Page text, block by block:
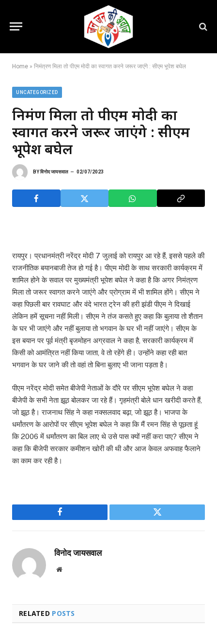
Home » निमंत्रण मिला तो पीएम मोदी का स्वागत करने जरूर जाएंगे : सीएम भूपेश बघेल
UNCATEGORIZED
निमंत्रण मिला तो पीएम मोदी का
स्वागत करने जरूर जाएंगे : सीएम
भूपेश बघेल
BYविनोद जायसवाल 02/07/2023
रायपुर। प्रधानमंत्री नरेंद्र मोदी 7 जुलाई को रायपुर आ रहे हैं, इससे पहले की
राजनीतिक बयानबाजी तेज हो गई है। पीएम मोदी के साथ सरकारी कार्यक्रम में
शामिल होने के सवाल पर मुख्यमंत्री भूपेश बघेल ने कहा है कि अगर निमंत्रण
मिला तो जरूर स्वागत करने जाएंगे और प्रोग्राम में भी शामिल होंगे। सीएम ने
कहा पिछली बार रावघाट और वंदे भारत ट्रेन की हरी झंडी पीएम ने दिखाई
लेकिन हमें सूचना नहीं मिली। सीएम ने तंज कसते हुए कहा कि बुलाया तो शैतान
के घर भी जाएंगे और नहीं बुलाया तो भगवान के घर भी नहीं जाएंगे। सीएम के
इस बयान पर पूर्व मंत्री बृजमोहन अग्रवाल ने कहा है, सरकारी कार्यक्रम में
किसी को आमंत्रित नहीं किया जाता, वे तो रहेंगे ही। उन्होंने कहा रही बात
भगवान के घर जाने की तो वहां तो बिना बुलाए भी जाना पड़ता है।
पीएम नरेंद्र मोदी समेत बीजेपी नेताओं के दौरे पर सीएम भूपेश बघेल ने कहा
बीजेपी के सभी नेता झूठ बोलकर जा रहे हैं। गृहमंत्री बोले धान खरीदी करते हैं,
जो झूठ है। राजनाथ सिंह ने कहा नक्सलवाद बढ़ा, जो झूठ है। भाजपा के
धर्मांतरण के आरोपों पर सीएम भूपेश बघेल ने कहा कि मैं रमन सिंह से पूछता हूं
कि 2006 में धर्मांतरण का बिल लाए थे उसे पास क्यों नहीं करा पाए? सीएम ने
कहा कि बीजेपी सरकार कमीशन खोरी की थी और आज केवल अफवाह फैलाने
का काम कर रही है।
Facebook Twitter
विनोद जायसवाल
Website
RELATED POSTS